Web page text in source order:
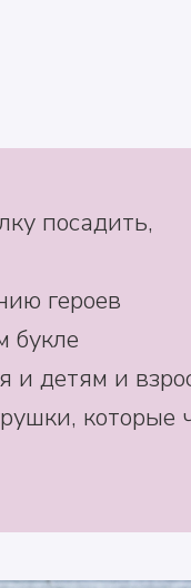
посадить,
героев
букле
и детям и
которые